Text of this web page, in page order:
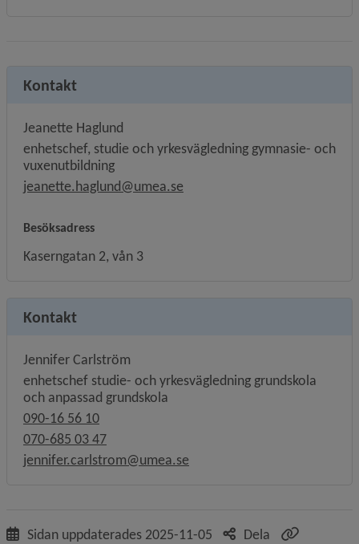
Kontakt
Jeanette Haglund
enhetschef, studie och yrkesvägledning gymnasie- och
vuxenutbildning
jeanette.haglund@umea.se
Besöksadress
Kaserngatan 2, vån 3
Kontakt
Jennifer Carlström
enhetschef studie- och yrkesvägledning grundskola
och anpassad grundskola
090-16 56 10
070-685 03 47
jennifer.carlstrom@umea.se
Sidan uppdaterades 2025-11-05
Dela